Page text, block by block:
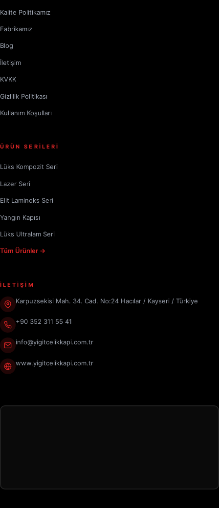
Kalite Politikamız
Fabrikamız
Blog
İletişim
KVKK
Gizlilik Politikası
Kullanım Koşulları
ÜRÜN SERİLERİ
Lüks Kompozit Seri
Lazer Seri
Elit Laminoks Seri
Yangın Kapısı
Lüks Ultralam Seri
Tüm Ürünler →
İLETİŞİM
Karpuzsekisi Mah. 34. Cad. No:24 Hacılar / Kayseri / Türkiye
+90 352 311 55 41
info@yigitcelikkapi.com.tr
www.yigitcelikkapi.com.tr